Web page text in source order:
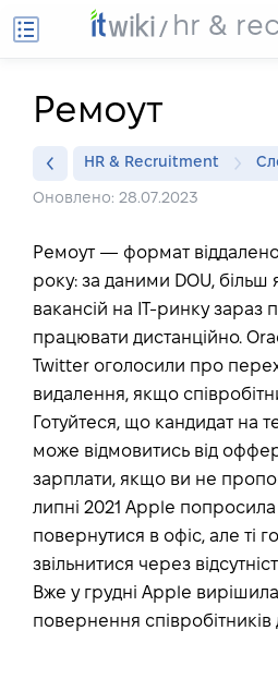
hr &
Ремоут
HR & Recruitment
Оновлено: 28.07.2023
Ремоут — формат
року: за даними DOU, більш
вакансій на ІТ-ринку зараз
працювати дистанційно.
Twitter оголосили про
видалення, якщо
Готуйтеся, що кандидат на
може відмовитись від
зарплати, якщо ви не
липні 2021 Apple попросила
повернутися в офіс, але ті
звільнитися через
Вже у грудні Apple вирішила
повернення співробітників